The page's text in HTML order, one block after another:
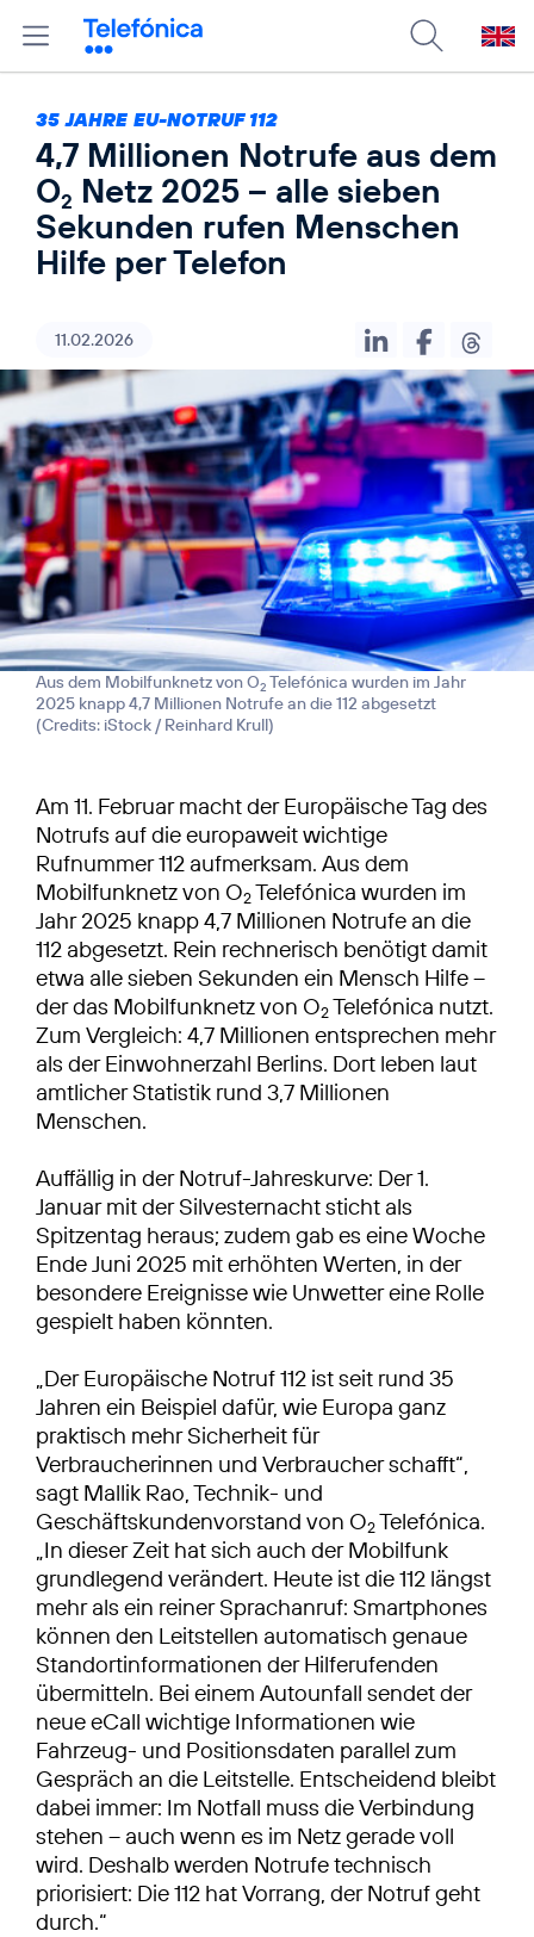
35 JAHRE EU-NOTRUF 112
4,7 Millionen Notrufe aus dem
O2 Netz 2025 – alle sieben
Sekunden rufen Menschen
Hilfe per Telefon
11.02.2026
Aus dem Mobilfunknetz von O2 Telefónica wurden im Jahr
2025 knapp 4,7 Millionen Notrufe an die 112 abgesetzt
(Credits: iStock / Reinhard Krull)
Am 11. Februar macht der Europäische Tag des
Notrufs auf die europaweit wichtige
Rufnummer 112 aufmerksam. Aus dem
Mobilfunknetz von O2Telefónica wurden im
Jahr 2025 knapp 4,7 Millionen Notrufe an die
112 abgesetzt. Rein rechnerisch benötigt damit
etwa alle sieben Sekunden ein Mensch Hilfe –
der das Mobilfunknetz von O2Telefónica nutzt.
Zum Vergleich: 4,7 Millionen entsprechen mehr
als der Einwohnerzahl Berlins. Dort leben laut
amtlicher Statistik rund 3,7 Millionen
Menschen.
Auffällig in der Notruf-Jahreskurve: Der 1.
Januar mit der Silvesternacht sticht als
Spitzentag heraus; zudem gab es eine Woche
Ende Juni 2025 mit erhöhten Werten, in der
besondere Ereignisse wie Unwetter eine Rolle
gespielt haben könnten.
„Der Europäische Notruf 112 ist seit rund 35
Jahren ein Beispiel dafür, wie Europa ganz
praktisch mehr Sicherheit für
Verbraucherinnen und Verbraucher schafft“,
sagt Mallik Rao, Technik- und
Geschäftskundenvorstand von O2Telefónica.
„In dieser Zeit hat sich auch der Mobilfunk
grundlegend verändert. Heute ist die 112 längst
mehr als ein reiner Sprachanruf: Smartphones
können den Leitstellen automatisch genaue
Standortinformationen der Hilferufenden
übermitteln. Bei einem Autounfall sendet der
neue eCall wichtige Informationen wie
Fahrzeug- und Positionsdaten parallel zum
Gespräch an die Leitstelle. Entscheidend bleibt
dabei immer: Im Notfall muss die Verbindung
stehen – auch wenn es im Netz gerade voll
wird. Deshalb werden Notrufe technisch
priorisiert: Die 112 hat Vorrang, der Notruf geht
durch.“